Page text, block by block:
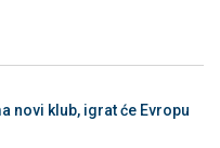
novi klub, igrat će Evropu